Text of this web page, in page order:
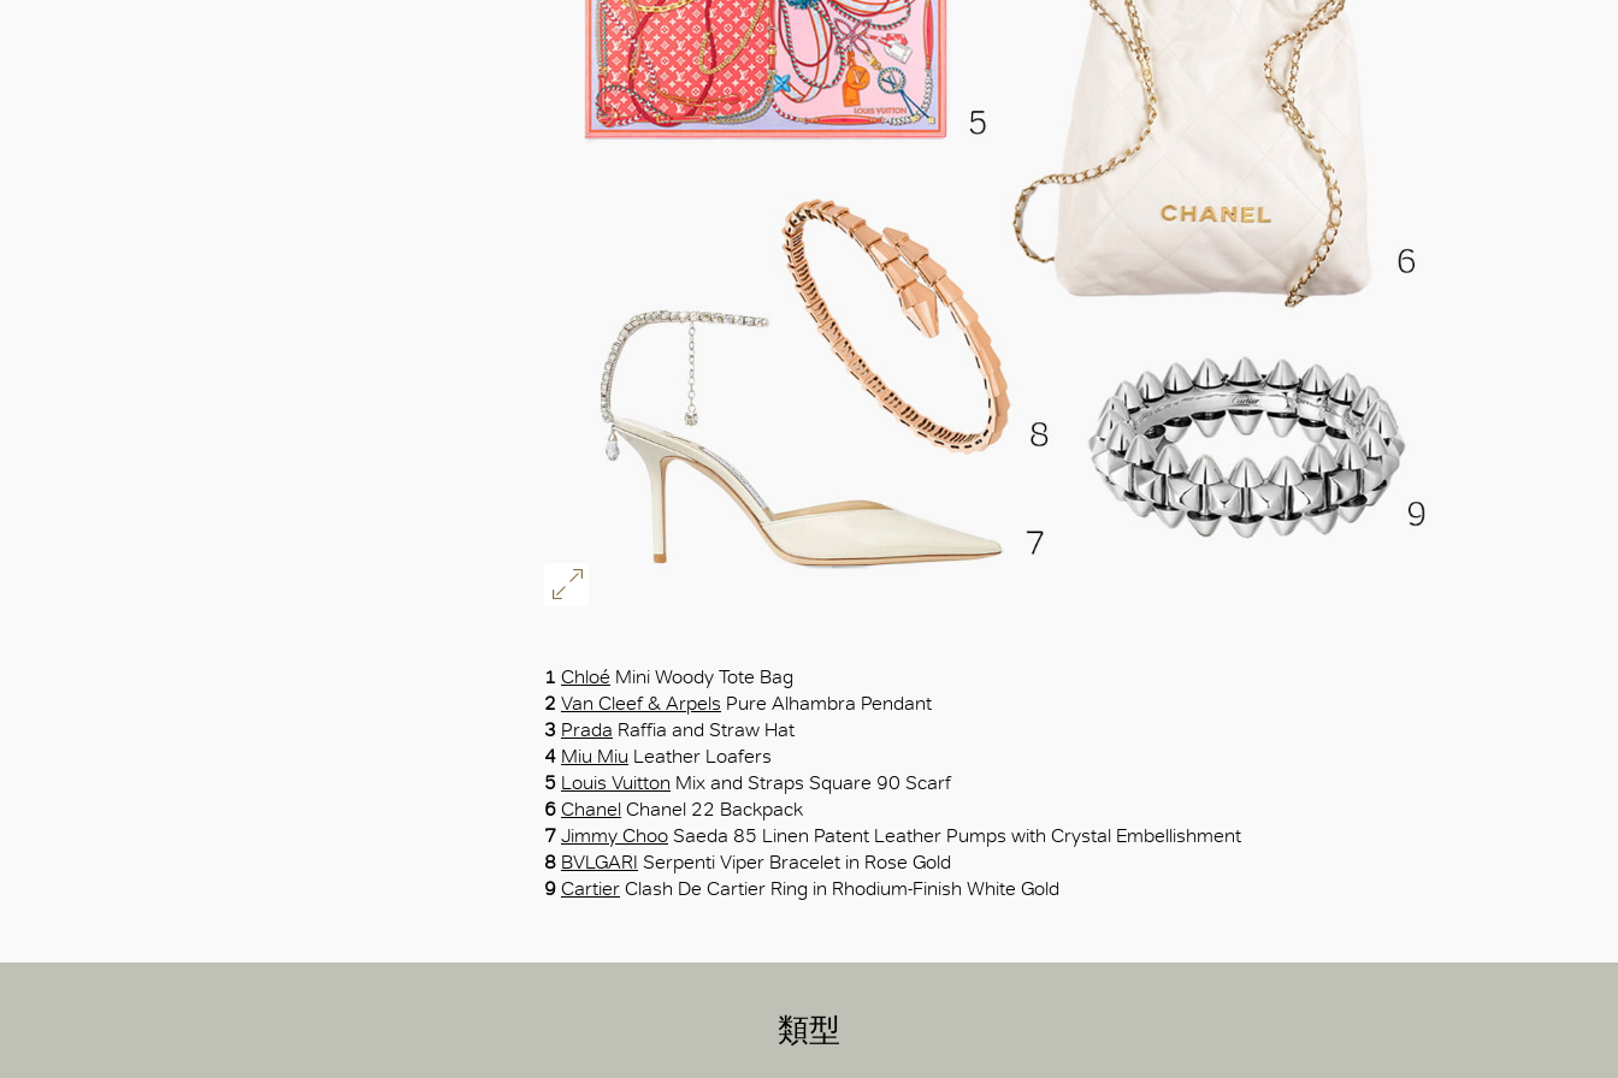
1 Chloé Mini Woody Tote Bag
2 Van Cleef & Arpels Pure Alhambra Pendant
3 Prada Raffia and Straw Hat
4 Miu Miu Leather Loafers
5 Louis Vuitton Mix and Straps Square 90 Scarf
6 Chanel Chanel 22 Backpack
7 Jimmy Choo Saeda 85 Linen Patent Leather Pumps with Crystal Embellishment
8 BVLGARI Serpenti Viper Bracelet in Rose Gold
9 Cartier Clash De Cartier Ring in Rhodium-Finish White Gold
類型